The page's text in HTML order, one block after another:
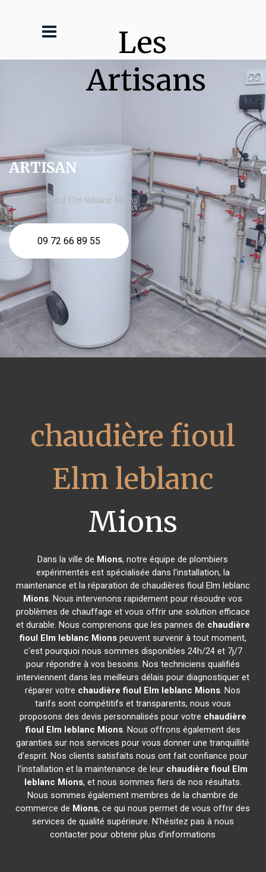
Les
Artisans
ARTISAN
chaudière fioul Elm leblanc Mions
09 72 66 89 55
chaudière fioul
Elm leblanc
Mions
Dans la ville de Mions, notre équipe de plombiers
expérimentés est spécialisée dans l'installation, la
maintenance et la réparation de chaudières fioul Elm leblanc
Mions. Nous intervenons rapidement pour résoudre vos
problèmes de chauffage et vous offrir une solution efficace
et durable. Nous comprenons que les pannes de chaudière
fioul Elm leblanc Mionspeuvent survenir à tout moment,
c'est pourquoi nous sommes disponibles 24h/24 et 7j/7
pour répondre à vos besoins. Nos techniciens qualifiés
interviennent dans les meilleurs délais pour diagnostiquer et
réparer votre chaudière fioul Elm leblanc Mions. Nos
tarifs sont compétitifs et transparents, nous vous
proposons des devis personnalisés pour votre chaudière
fioul Elm leblanc Mions. Nous offrons également des
garanties sur nos services pour vous donner une tranquillité
d'esprit. Nos clients satisfaits nous ont fait confiance pour
l'installation et la maintenance de leur chaudière fioul Elm
leblanc Mions, et nous sommes fiers de nos résultats.
Nous sommes également membres de la chambre de
commerce de Mions, ce qui nous permet de vous offrir des
services de qualité supérieure. N'hésitez pas à nous
contacter pour obtenir plus d'informations